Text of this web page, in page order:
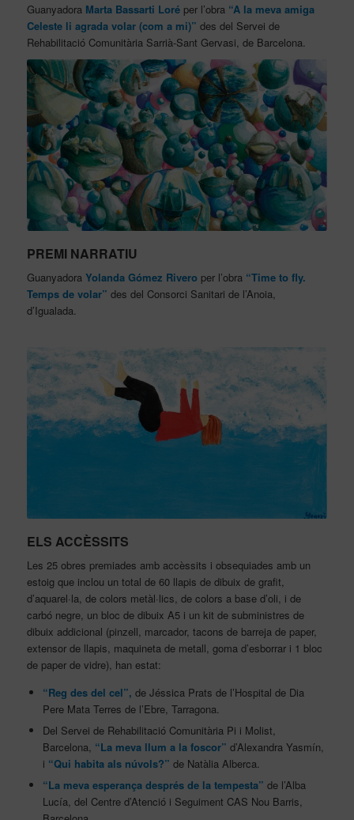
Guanyadora Marta Bassarti Loréper l’obra “A la meva amiga
Celeste li agrada volar (com a mi)” des del Servei de
Rehabilitació Comunitària Sarrià-Sant Gervasi, de Barcelona.
PREMI NARRATIU
Guanyadora Yolanda Gómez Riveroper l’obra “Time to fly.
Temps de volar” des del Consorci Sanitari de l’Anoia,
d’Igualada.
ELS ACCÈSSITS
Les 25 obres premiades amb accèssits i obsequiades amb un
estoig que inclou un total de 60 llapis de dibuix de grafit,
d’aquarel·la, de colors metàl·lics, de colors a base d’oli, i de
carbó negre, un bloc de dibuix A5 i un kit de subministres de
dibuix addicional (pinzell, marcador, tacons de barreja de paper,
extensor de llapis, maquineta de metall, goma d’esborrar i 1 bloc
de paper de vidre), han estat:
“Reg des del cel”, de Jéssica Prats de l’Hospital de Dia
Pere Mata Terres de l’Ebre, Tarragona.
Del Servei de Rehabilitació Comunitària Pi i Molist,
Barcelona, “La meva llum a la foscor” d’Alexandra Yasmín,
i “Qui habita als núvols?” de Natàlia Alberca.
“La meva esperança després de la tempesta” de l’Alba
Lucía, del Centre d’Atenció i Seguiment CAS Nou Barris,